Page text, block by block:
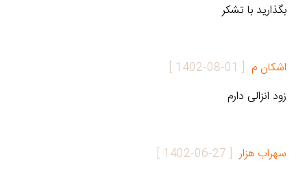
بگذارید با تشکر
اشکان م [
1402-08-01
]
زود انزالی دارم
سهراب هزار [
1402-06-27
]